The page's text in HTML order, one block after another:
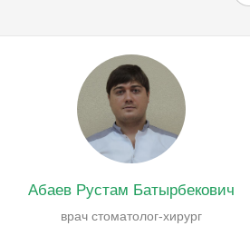
Абаев Рустам Батырбекович
врач стоматолог-хирург